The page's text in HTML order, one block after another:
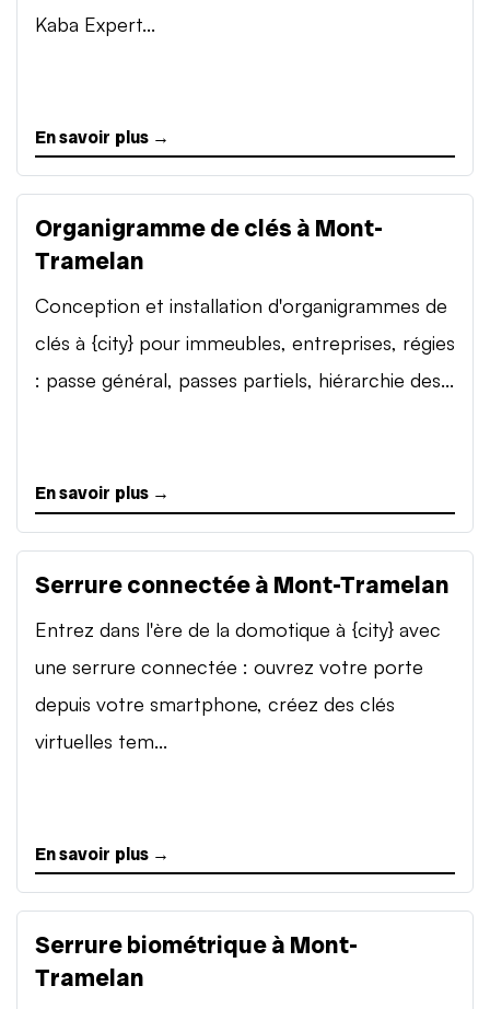
Kaba Expert...
En savoir plus →
Organigramme de clés à Mont-
Tramelan
Conception et installation d'organigrammes de
clés à {city} pour immeubles, entreprises, régies
: passe général, passes partiels, hiérarchie des...
En savoir plus →
Serrure connectée à Mont-Tramelan
Entrez dans l'ère de la domotique à {city} avec
une serrure connectée : ouvrez votre porte
depuis votre smartphone, créez des clés
virtuelles tem...
En savoir plus →
Serrure biométrique à Mont-
Tramelan